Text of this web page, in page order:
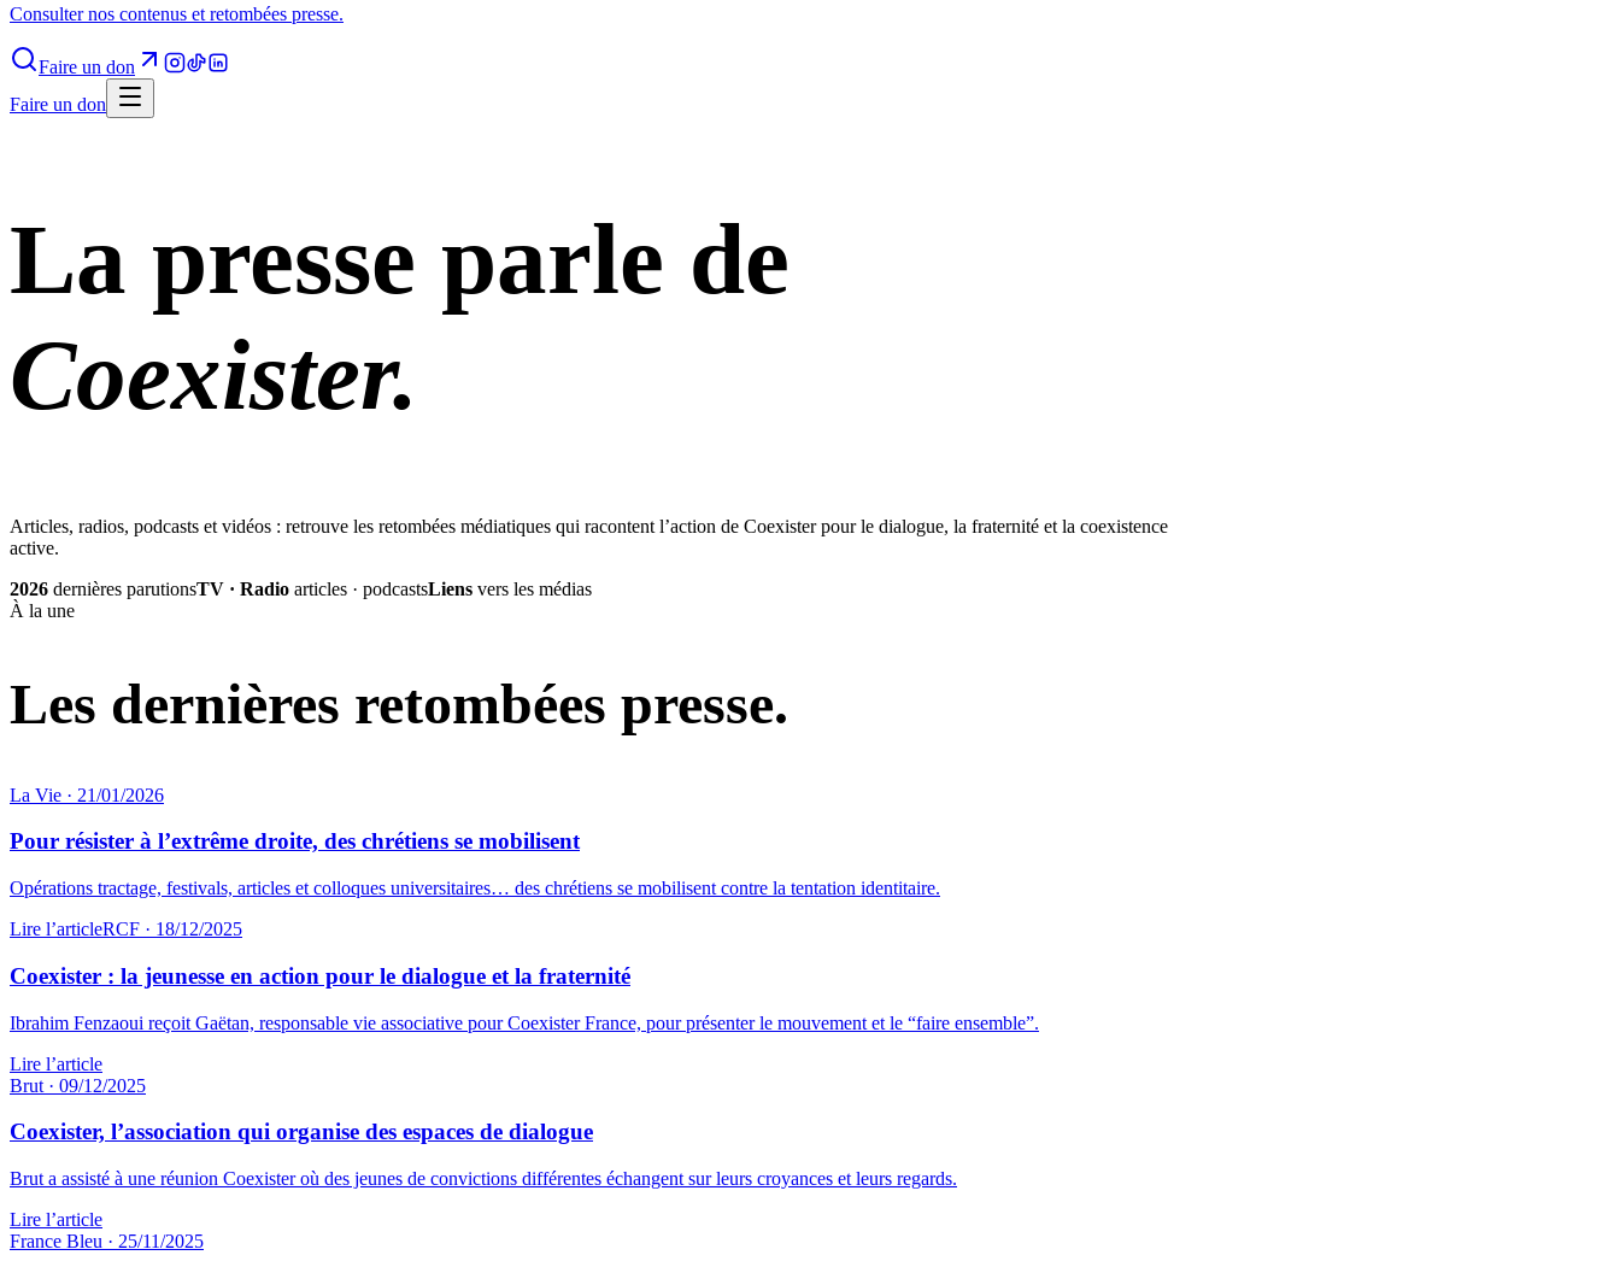
Consulter nos contenus et retombées presse.
Faire un don
Faire un don
La presse parle de
Coexister.
Articles, radios, podcasts et vidéos : retrouve les retombées médiatiques qui racontent l’action de Coexister pour le dialogue, la fraternité et la coexistence
active.
2026 dernières parutionsTV · Radio articles · podcastsLiens vers les médias
À la une
Les dernières retombées presse.
La Vie · 21/01/2026
Pour résister à l’extrême droite, des chrétiens se mobilisent
Opérations tractage, festivals, articles et colloques universitaires… des chrétiens se mobilisent contre la tentation identitaire.
Lire l’articleRCF · 18/12/2025
Coexister : la jeunesse en action pour le dialogue et la fraternité
Ibrahim Fenzaoui reçoit Gaëtan, responsable vie associative pour Coexister France, pour présenter le mouvement et le “faire ensemble”.
Lire l’article
Brut · 09/12/2025
Coexister, l’association qui organise des espaces de dialogue
Brut a assisté à une réunion Coexister où des jeunes de convictions différentes échangent sur leurs croyances et leurs regards.
Lire l’article
France Bleu · 25/11/2025